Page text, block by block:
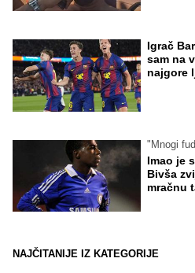
Igrač
sam na
najgore
"Mnogi
Imao je
Bivša
mračnu
NAJČITANIJE IZ KATEGORIJE